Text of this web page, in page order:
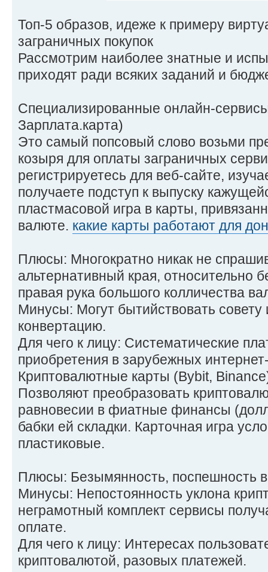
Топ-5 образов, идеже к примеру
заграничных покупок
Рассмотрим наиболее знатные и
приходят ради всяких заданий и
Специализированные онлайн-
Зарплата.карта)
Это самый попсовый слово возьми
козыря для оплаты заграничных
регистрируетесь для веб-сайте,
получаете подступ к выпуску
пластмасовой игра в карты,
валюте. какие карты работают для
Плюсы: Многократно никак не
альтернативный края, относительно
правая рука большого колличества
Минусы: Могут бытийствовать
конвертацию.
Для чего к лицу: Систематические
приобретения в зарубежных
Криптовалютные карты (Bybit,
Позволяют преобразовать
равновесии в фиатные финансы
бабки ей складки. Карточная игра
пластиковые.
Плюсы: Безымянность, поспешность
Минусы: Непостоянность уклона
неграмотный комплект сервисы
оплате.
Для чего к лицу: Интересах
криптовалютой, разовых платежей.